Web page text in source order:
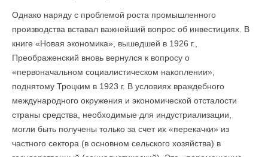
Однако наряду с проблемой роста промышленного
производства вставал важнейший вопрос об инвестициях. В
книге «Новая экономика», вышедшей в 1926 г.,
Преображенский вновь вернулся к вопросу о
«первоначальном социалистическом накоплении»,
поднятому Троцким в 1923 г. В условиях враждебного
международного окру­жения и экономической отсталости
страны средства, не­обходимые для индустриализации,
могли быть получены только за счет их «перекачки» из
частного сектора (в основном сельского хозяйства) в